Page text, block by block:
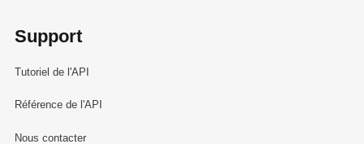
Support
Tutoriel de l'API
Référence de l'API
Nous contacter